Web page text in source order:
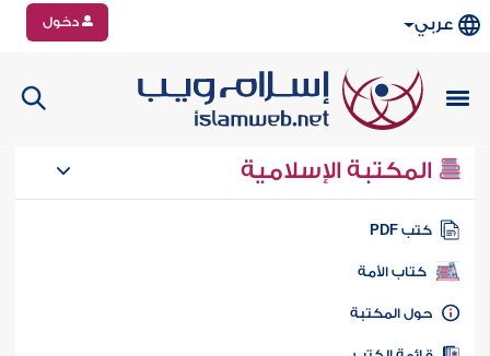
عربي دخول
المكتبة الإسلامية
كتب PDF
كتاب الأمة